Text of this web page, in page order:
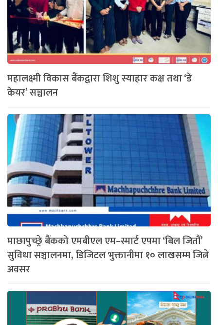
महालक्ष्मी विकास बैंकद्वारा शिशु स्याहार कक्ष तथा ‘डे
केयर’ सञ्चालन
माछापुच्छ्रे बैंकको एमबीएल एम–स्मार्ट एपमा ‘बिल जितौं’
सुविधा सञ्चालनमा, डिजिटल भुक्तानीमा १० लाखसम्म जित्ने
अवसर